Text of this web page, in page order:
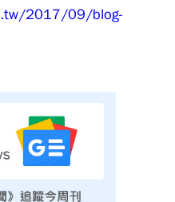
2017/09/blog-